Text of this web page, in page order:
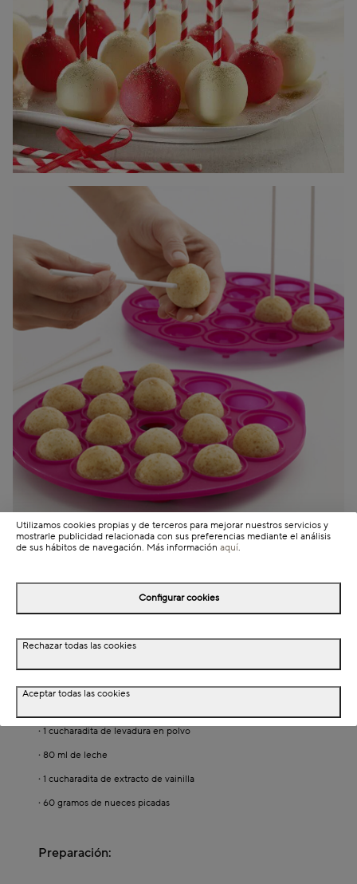
· 80 gramos de mantequilla
· 135 gramos de harina
· 110 gramos de azúcar
· 1 cucharadita de levadura en polvo
· 80 ml de leche
· 1 cucharadita de extracto de vainilla
· 60 gramos de nueces picadas
Preparación:
Utilizamos cookies propias y de terceros para mejorar nuestros servicios y
mostrarle publicidad relacionada con sus preferencias mediante el análisis
de sus hábitos de navegación. Más información aquí.
Configurar cookies
Rechazar todas las cookies
Aceptar todas las cookies